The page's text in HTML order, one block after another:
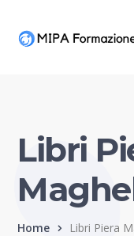
Libri
Home Libri Piera